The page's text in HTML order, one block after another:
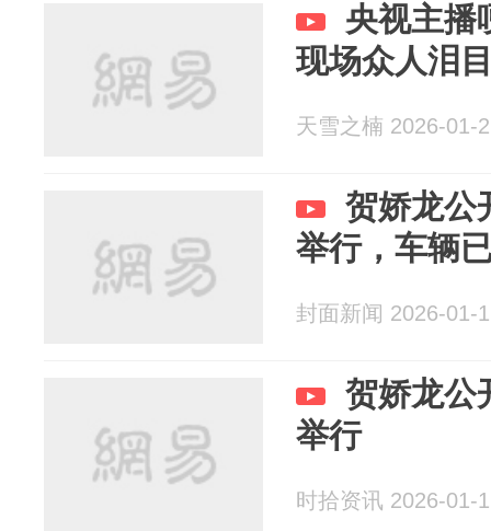
央视主播
现场众人泪
天雪之楠 2026-01-
贺娇龙公
举行，车辆
封面新闻 2026-01-
贺娇龙公
举行
时拾资讯 2026-01-